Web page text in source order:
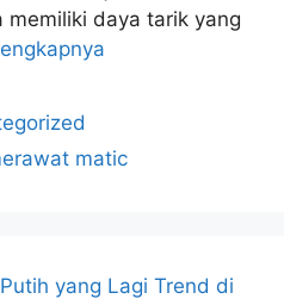
daya tarik yang
matic
yang Lagi Trend di